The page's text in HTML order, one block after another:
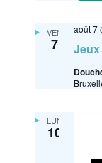
VEN
7
août 7
LUN
10